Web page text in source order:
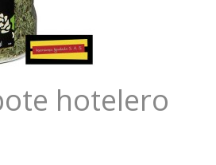
hotelero